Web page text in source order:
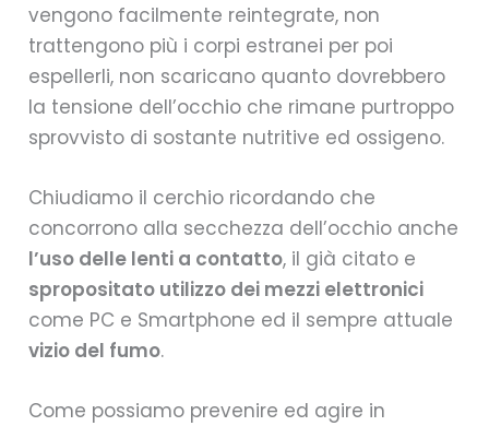
vengono facilmente reintegrate, non
trattengono più i corpi estranei per poi
espellerli, non scaricano quanto dovrebbero
la tensione dell’occhio che rimane purtroppo
sprovvisto di sostante nutritive ed ossigeno.
Chiudiamo il cerchio ricordando che
concorrono alla secchezza dell’occhio anche
l’uso delle lenti a contatto, il già citato e
spropositato utilizzo dei mezzi elettronici
come PC e Smartphone ed il sempre attuale
vizio del fumo.
Come possiamo prevenire ed agire in